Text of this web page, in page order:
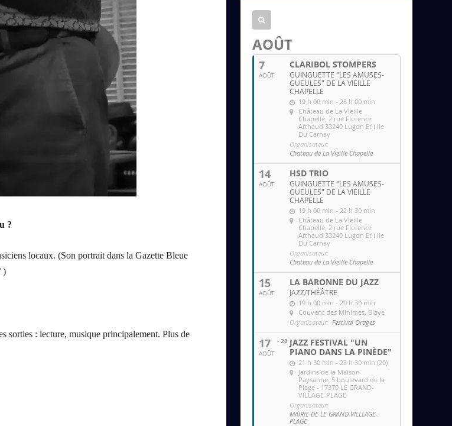
?
locaux. (Son portrait dans la Gazette Bleue
)
sorties : lecture, musique principalement. Plus de
m
iAOÛT
7
AOÛT
CLARIBOL STOMPERS
GUINGUETTE "LES AMUSES-
GUEULES" DE LA VIEILLE
CHAPELLE
19 h 00 min - 23 h 00 min
Château de La Vieille
Chapelle , 2 rue Florence
Arthaud 33240 Lugon Et l Ile
Du Carnay
Organisateur:
Chateau de La Vieille Chapelle
14
AOÛT
HSD TRIO
GUINGUETTE "LES AMUSES-
GUEULES" DE LA VIEILLE
CHAPELLE
19 h 00 min - 22 h 30 min
Château de La Vieille
Chapelle , 2 rue Florence
Arthaud 33240 Lugon Et l Ile
Du Carnay
Organisateur:
Chateau de La Vieille Chapelle
15
AOÛT
LA BARONNE DU JAZZ
JAZZ/THÉÂTRE
19 h 00 min - 20 h 30 min
Couvent des MInimes , Blaye
Organisateur: Festival Orages
17
AOÛT
- 20 JAZZ FESTIVAL "UN
PIANO DANS LA PINÈDE"
21 h 30 min - 23 h 30 min (20)
Jardins de la Maison
Paysanne , 5 boulevard de la
Plage - 17370 LE GRAND-
VILLAGE-PLAGE
Organisateur:
MAIRIE DE LE GRAND-VILLLAGE-
PLAGE